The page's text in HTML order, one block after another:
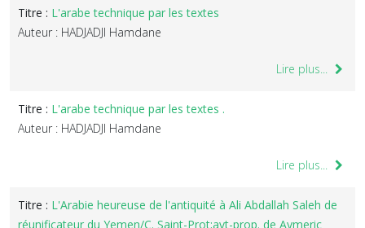
Titre : L'arabe technique par les textes
Auteur : HADJADJI Hamdane
Lire plus...
Titre : L'arabe technique par les textes .
Auteur : HADJADJI Hamdane
Lire plus...
Titre : L'Arabie heureuse de l'antiquité à Ali Abdallah Saleh de
réunificateur du Yemen/C. Saint-Prot;avt-prop. de Aymeric